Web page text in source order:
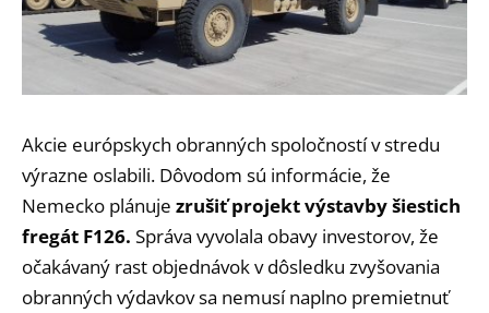
Akcie európskych obranných spoločností v stredu
výrazne oslabili. Dôvodom sú informácie, že
Nemecko plánuje zrušiť projekt výstavby šiestich
fregát F126. Správa vyvolala obavy investorov, že
očakávaný rast objednávok v dôsledku zvyšovania
obranných výdavkov sa nemusí naplno premietnuť